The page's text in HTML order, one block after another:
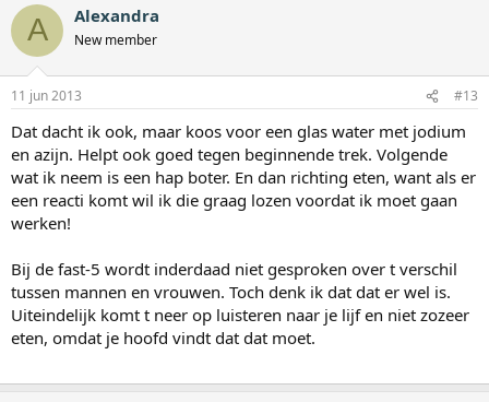
A Alexandra
New member
11 jun 2013 #13
Dat dacht ik ook, maar koos voor een glas water met jodium
en azijn. Helpt ook goed tegen beginnende trek. Volgende
wat ik neem is een hap boter. En dan richting eten, want als er
een reacti komt wil ik die graag lozen voordat ik moet gaan
werken!
Bij de fast-5 wordt inderdaad niet gesproken over t verschil
tussen mannen en vrouwen. Toch denk ik dat dat er wel is.
Uiteindelijk komt t neer op luisteren naar je lijf en niet zozeer
eten, omdat je hoofd vindt dat dat moet.